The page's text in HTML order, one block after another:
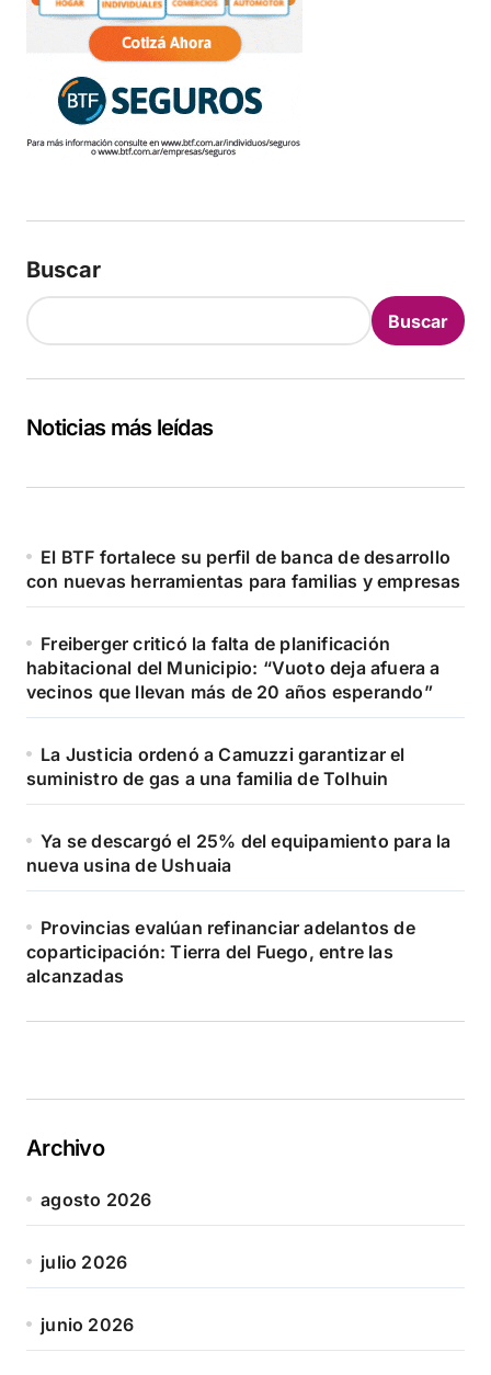
Buscar
Buscar
Noticias más leídas
El BTF fortalece su perfil de banca de desarrollo
con nuevas herramientas para familias y empresas
Freiberger criticó la falta de planificación
habitacional del Municipio: “Vuoto deja afuera a
vecinos que llevan más de 20 años esperando”
La Justicia ordenó a Camuzzi garantizar el
suministro de gas a una familia de Tolhuin
Ya se descargó el 25% del equipamiento para la
nueva usina de Ushuaia
Provincias evalúan refinanciar adelantos de
coparticipación: Tierra del Fuego, entre las
alcanzadas
Archivo
agosto 2026
julio 2026
junio 2026